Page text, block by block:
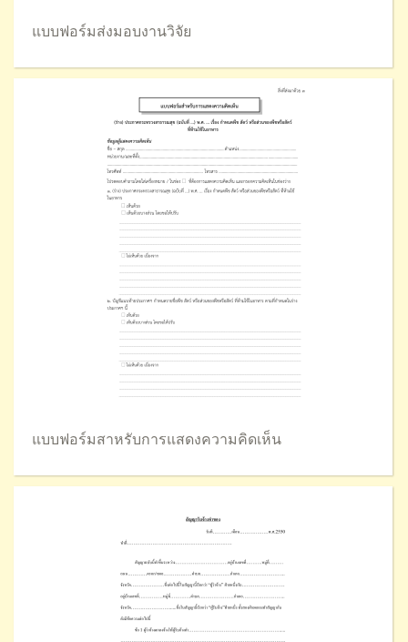
แบบฟอร์มส่งมอบงานวิจัย
แบบฟอร์มสาหรับการแสดงความคิดเห็น